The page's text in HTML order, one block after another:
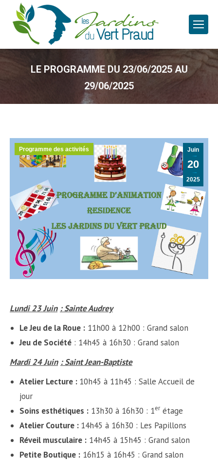
LE PROGRAMME DU 23/06/2025 AU
29/06/2025
Juin
20
2025
Programme des activités
Lundi 23 Juin : Sainte Audrey
Le Jeu de la Roue : 11h00 à 12h00 : Grand salon
Jeu de Société : 14h45 à 16h30 : Grand salon
Mardi 24 Juin : Saint Jean-Baptiste
Atelier Lecture : 10h45 à 11h45 : Salle Accueil de
jour
Soins esthétiques : 13h30 à 16h30 : 1er étage
Atelier Couture : 14h45 à 16h30 : Les Papillons
Réveil musculaire : 14h45 à 15h45 : Grand salon
Petite Boutique : 16h15 à 16h45 : Grand salon